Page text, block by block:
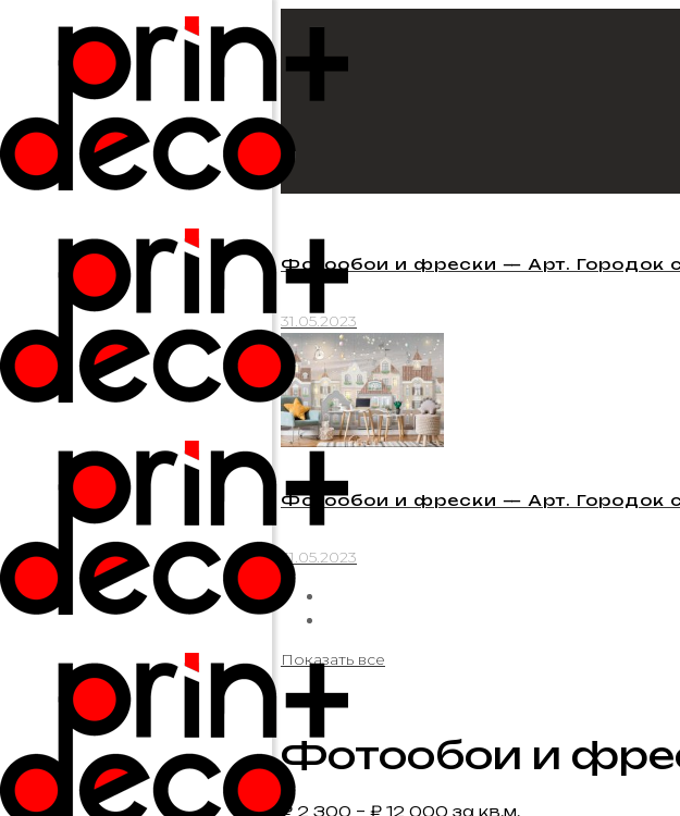
Фотообои и фрески — Арт. Городок
31.05.2023
Фотообои и фрески — Арт. Городок
31.05.2023
Показать все
Фотообои и
₽2 300 – ₽ 12 000 за кв.м.